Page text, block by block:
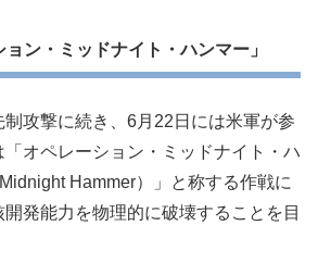
ン・ミッドナイト・ハンマー」
攻撃に続き、6月22日には米軍が参
オペレーション・ミッドナイト・ハ
Hammer）」と称する作戦に
発能力を物理的に破壊することを目